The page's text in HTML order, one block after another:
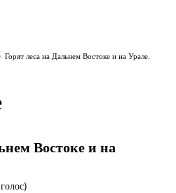
Горят леса на Дальнем Востоке и на Урале.
Востоке и на